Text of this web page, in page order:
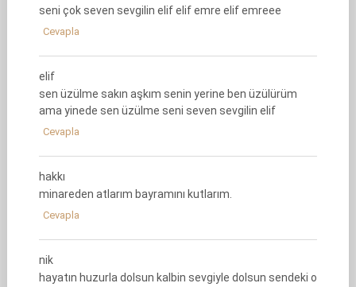
seni çok seven sevgilin elif elif emre elif emreee
Cevapla
elif
sen üzülme sakın aşkım senin yerine ben üzülürüm
ama yinede sen üzülme seni seven sevgilin elif
Cevapla
hakkı
minareden atlarım bayramını kutlarım.
Cevapla
nik
hayatın huzurla dolsun kalbin sevgiyle dolsun sendeki o